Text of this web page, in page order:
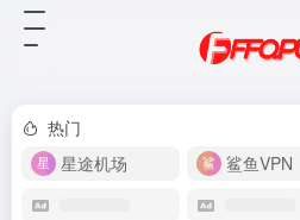
热门
星途机场
鲨鱼VPN